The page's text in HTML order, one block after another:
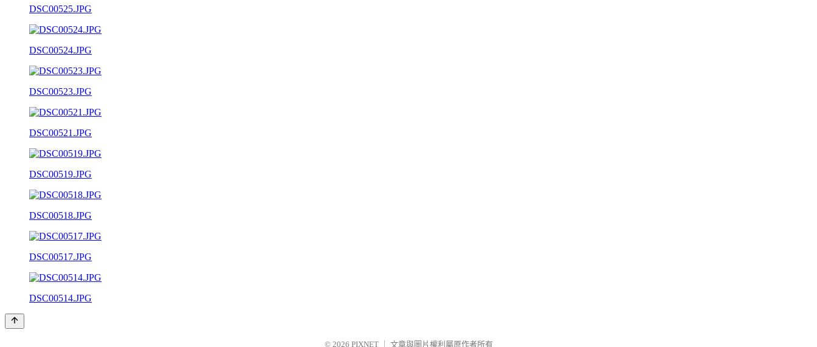
DSC00525.JPG
DSC00524.JPG
DSC00523.JPG
DSC00521.JPG
DSC00519.JPG
DSC00518.JPG
DSC00517.JPG
DSC00514.JPG
© 2026 PIXNET 文章與圖片權利屬原作者所有